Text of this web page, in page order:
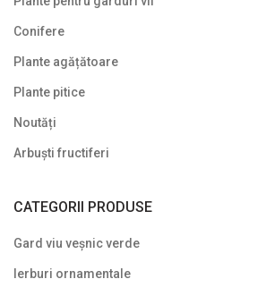
Plante pletoase, pendulare
Plante târâtoare
Uncategorized
Conifere
Plante agățătoare
Plante pitice
Noutăți
Arbuști fructiferi
CATEGORII PRODUSE
Gard viu veșnic verde
Ierburi ornamentale